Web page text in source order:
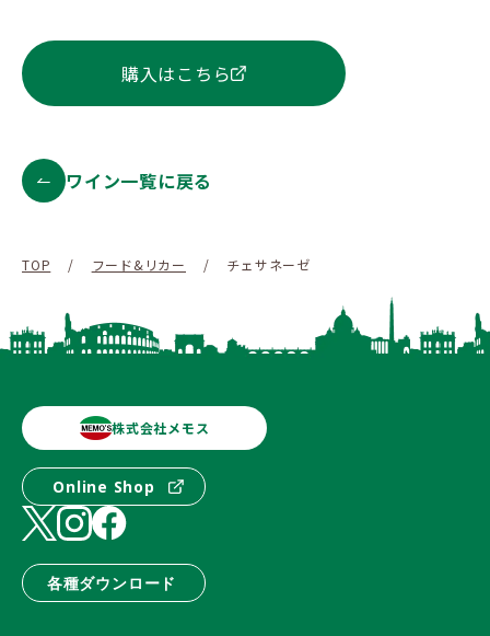
購入はこちら
ワイン一覧に戻る
TOP / フード&リカー / チェサネーゼ
株式会社メモス
Online Shop
各種ダウンロード